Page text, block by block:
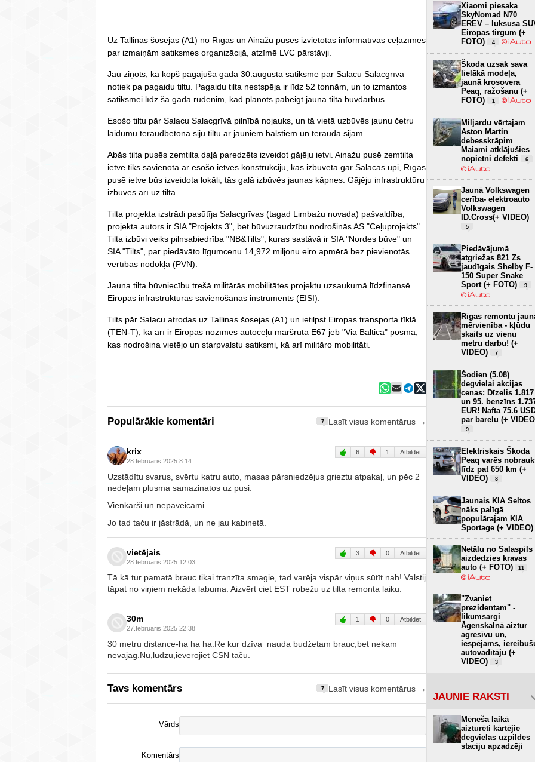
Uz Tallinas šosejas (A1) no Rīgas un Ainažu puses izvietotas informatīvās ceļazīmes
par izmaiņām satiksmes organizācijā, atzīmē LVC pārstāvji.
Jau ziņots, ka kopš pagājušā gada 30.augusta satiksme pār Salacu Salacgrīvā
notiek pa pagaidu tiltu. Pagaidu tilta nestspēja ir līdz 52 tonnām, un to izmantos
satiksmei līdz šā gada rudenim, kad plānots pabeigt jaunā tilta būvdarbus.
Esošo tiltu pār Salacu Salacgrīvā pilnībā nojauks, un tā vietā uzbūvēs jaunu četru
laidumu tēraudbetona siju tiltu ar jauniem balstiem un tērauda sijām.
Abās tilta pusēs zemtilta daļā paredzēts izveidot gājēju ietvi. Ainažu pusē zemtilta
ietve tiks savienota ar esošo ietves konstrukciju, kas izbūvēta gar Salacas upi, Rīgas
pusē ietve būs izveidota lokāli, tās galā izbūvēs jaunas kāpnes. Gājēju infrastruktūru
izbūvēs arī uz tilta.
Tilta projekta izstrādi pasūtīja Salacgrīvas (tagad Limbažu novada) pašvaldība,
projekta autors ir SIA "Projekts 3", bet būvuzraudzību nodrošinās AS "Ceļuprojekts".
Tilta izbūvi veiks pilnsabiedrība "NB&Tilts", kuras sastāvā ir SIA "Nordes būve" un
SIA "Tilts", par piedāvāto līgumcenu 14,972 miljonu eiro apmērā bez pievienotās
vērtības nodokļa (PVN).
Jauna tilta būvniecību trešā militārās mobilitātes projektu uzsaukumā līdzfinansē
Eiropas infrastruktūras savienošanas instruments (EISI).
Tilts pār Salacu atrodas uz Tallinas šosejas (A1) un ietilpst Eiropas transporta tīklā
(TEN-T), kā arī ir Eiropas nozīmes autoceļu maršrutā E67 jeb "Via Baltica" posmā,
kas nodrošina vietējo un starpvalstu satiksmi, kā arī militāro mobilitāti.
Populārākie komentāri 7 Lasīt visus komentārus →
krix
28.februāris 2025 8:14
6 1 Atbildēt
Uzstādītu svarus, svērtu katru auto, masas pārsniedzējus grieztu atpakaļ, un pēc 2
nedēļām plūsma samazinātos uz pusi.
Vienkārši un nepaveicami.
Jo tad taču ir jāstrādā, un ne jau kabinetā.
vietējais
28.februāris 2025 12:03
3 0 Atbildēt
Tā kā tur pamatā brauc tikai tranzīta smagie, tad varēja vispār viņus sūtīt nah! Valstij
tāpat no viņiem nekāda labuma. Aizvērt ciet EST robežu uz tilta remonta laiku.
30m
27.februāris 2025 22:38
1 0 Atbildēt
30 metru distance-ha ha ha.Re kur dzīva nauda budžetam brauc,bet nekam
nevajag.Nu,lūdzu,ievērojiet CSN taču.
Tavs komentārs 7 Lasīt visus komentārus →
Vārds
Komentārs
Xiaomi piesaka
SkyNomad N70
EREV – luksusa
Eiropas tirgum (+
FOTO)
4
Škoda uzsāk sava
lielākā modeļa,
jaunā krosovera
Peaq, ražošanu (+
FOTO)
1
Miljardu vērtajam
Aston Martin
debesskrāpim
Maiami atklājušies
nopietni defekti
6
Jaunā Volkswagen
cerība- elektroauto
Volkswagen
ID.Cross(+ VIDEO)
5
Piedāvājumā
atgriežas 821 Zs
jaudīgais Shelby F-
150 Super Snake
Sport (+ FOTO)
9
Rīgas remontu
mērvienība - kļūdu
skaits uz vienu
metru darbu! (+
VIDEO)
7
Šodien (5.08)
degvielai akcijas
cenas: Dīzelis 1.817
un 95. benzīns
EUR! Nafta 75.6
par barelu (+
9
Elektriskais Škoda
Peaq varēs
līdz pat 650 km (+
VIDEO)
8
Jaunais KIA Seltos
nāks palīgā
populārajam KIA
Sportage (+ VIDEO)
Netālu no Salaspils
aizdedzies kravas
auto (+ FOTO)
11
"Zvaniet
prezidentam" -
likumsargi
Āgenskalnā aiztur
agresīvu un,
iespējams,
autovadītāju (+
VIDEO)
3
JAUNIE RAKSTI
Mēneša laikā
aizturēti kārtējie
degvielas uzpildes
staciju apzadzēji